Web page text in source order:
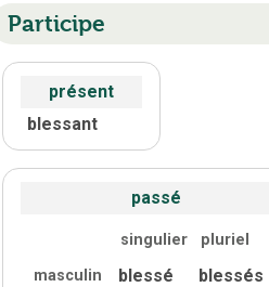
Participe
présent
blessant
passé
singulier
pluriel
masculin
blessé blessés